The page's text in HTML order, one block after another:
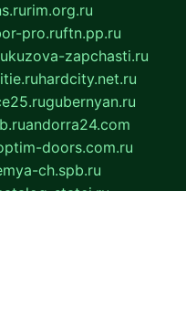
rim.org.ru
pro.ruftn.pp.ru
kuzova-zapchasti.ru
hardcity.net.ru
gubernyan.ru
andorra24.com
doors.com.ru
ch.spb.ru
statei.ru